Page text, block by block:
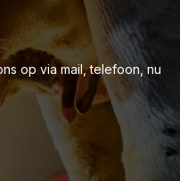
op via mail, telefoon, nu